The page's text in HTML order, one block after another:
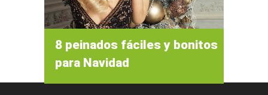
8 peinados fáciles y bonitos
para Navidad